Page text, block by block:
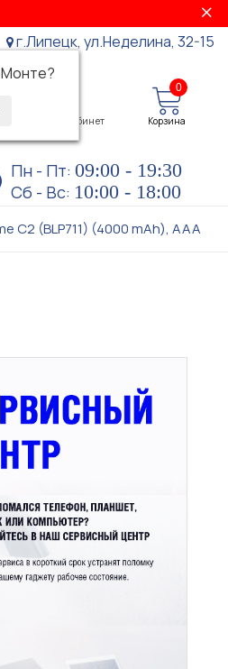
?
г.Липецк, ул.Неделина, 32-15
Личный кабинет
0
Корзина
Пн - Пт: 09:00 - 19:30
Сб - Вс: 10:00 - 18:00
C2 (BLP711) (4000 mAh), AAA